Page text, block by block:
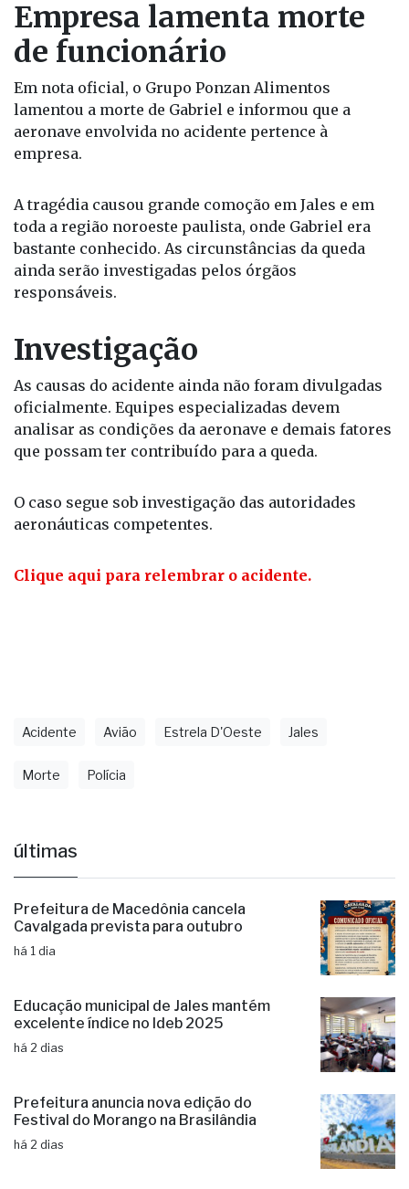
Empresa lamenta morte
de funcionário
Em nota oficial, o Grupo Ponzan Alimentos
lamentou a morte de Gabriel e informou que a
aeronave envolvida no acidente pertence à
empresa.
A tragédia causou grande comoção em Jales e em
toda a região noroeste paulista, onde Gabriel era
bastante conhecido. As circunstâncias da queda
ainda serão investigadas pelos órgãos
responsáveis.
Investigação
As causas do acidente ainda não foram divulgadas
oficialmente. Equipes especializadas devem
analisar as condições da aeronave e demais fatores
que possam ter contribuído para a queda.
O caso segue sob investigação das autoridades
aeronáuticas competentes.
Clique aqui para relembrar o acidente.
Acidente Avião Estrela D'Oeste Jales
Morte Polícia
últimas
Prefeitura de Macedônia cancela
Cavalgada prevista para outubro
há 1 dia
Educação municipal de Jales mantém
excelente índice no Ideb 2025
há 2 dias
Prefeitura anuncia nova edição do
Festival do Morango na Brasilândia
há 2 dias